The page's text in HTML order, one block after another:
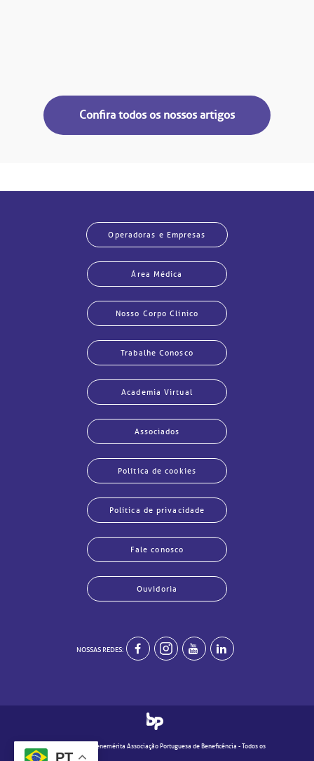
Confira todos os nossos artigos
Operadoras e Empresas
Área Médica
Nosso Corpo Clínico
Trabalhe Conosco
Academia Virtual
Associados
Política de cookies
Política de privacidade
Fale conosco
Ouvidoria
NOSSAS REDES:
© 2020 - Real e Benemérita Associação Portuguesa de Beneficência - Todos os
PT